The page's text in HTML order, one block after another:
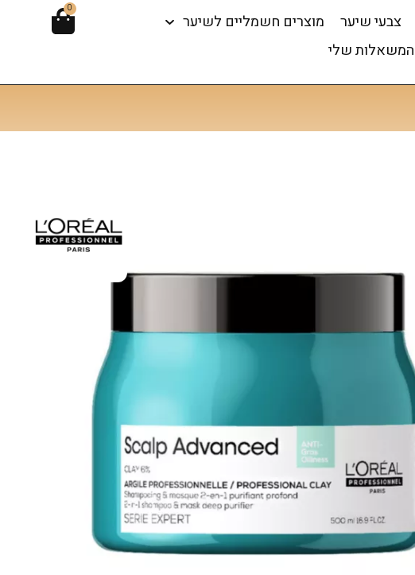
צבעי שיער
מוצרים חשמליים לשיער
שלי
0